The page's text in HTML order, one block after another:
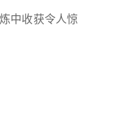
中收获令人惊